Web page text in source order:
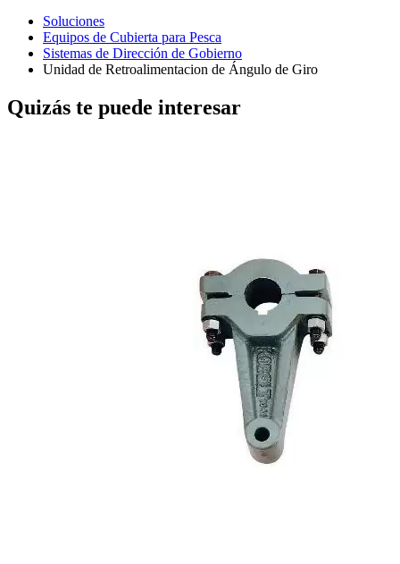
Soluciones
Equipos de Cubierta para Pesca
Sistemas de Dirección de Gobierno
Unidad de Retroalimentacion de Ángulo de Giro
Quizás te puede interesar